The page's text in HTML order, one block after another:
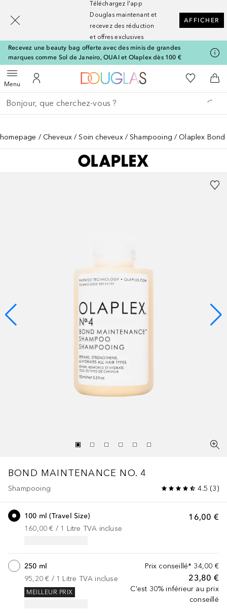
Téléchargez l'app
Douglas maintenant et
recevez des réduction
et offres exclusives
AFFICHER
Recevez une beauty bag offerte avec des minis de grandes
marques comme Sol de Janeiro, OUAI et Olaplex dès 100 €
MenuOuvrir le menuVers Mon Compte
Vers l'accueil Nocibé
Vers Ma
Retourner
Effectuer la recherche
homepage Cheveux Soin cheveux Shampooing Olaplex Bond
BOND MAINTENANCE NO. 4
Shampooing 4.5 (3)
16,00 €
100 ml (Travel Size)
160,00 € / 1 Litre TVA incluse
Prix conseillé* 34,00 €
23,80 €
C'est 30% inférieur au prix
conseillé
250 ml
95,20 € / 1 Litre TVA incluse
MEILLEUR PRIX
[navigation.slideout.screenreader]